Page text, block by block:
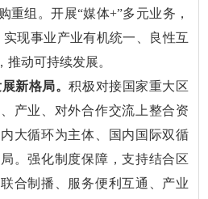
重组。开展“媒体+”多元业务，
实现事业产业有机统一、良性互
动可持续发展。
新格局。积极对接国家重大区
产业、对外合作交流上整合资
大循环为主体、国内国际双循
。强化制度保障，支持结合区
合制播、服务便利互通、产业